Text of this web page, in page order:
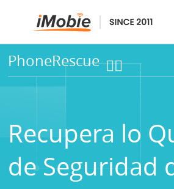
PhoneRescue
Recupera lo
de Seguridad